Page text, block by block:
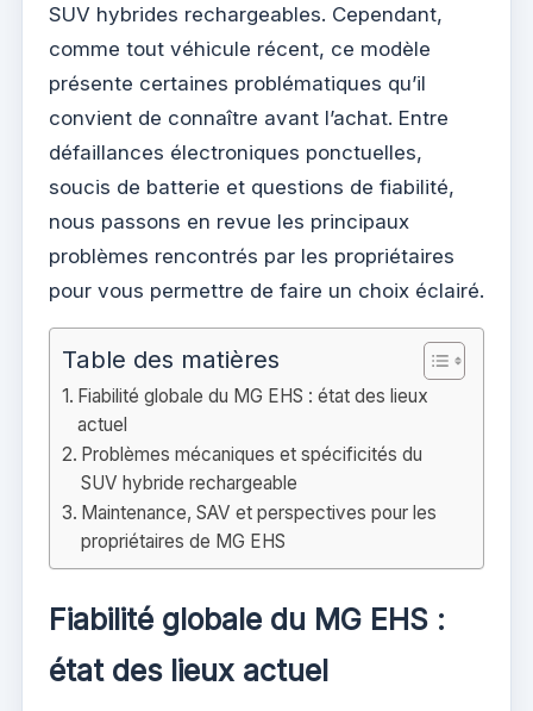
SUV hybrides rechargeables. Cependant,
comme tout véhicule récent, ce modèle
présente certaines problématiques qu’il
convient de connaître avant l’achat. Entre
défaillances électroniques ponctuelles,
soucis de batterie et questions de fiabilité,
nous passons en revue les principaux
problèmes rencontrés par les propriétaires
pour vous permettre de faire un choix éclairé.
Table des matières
Fiabilité globale du MG EHS : état des lieux
actuel
Problèmes mécaniques et spécificités du
SUV hybride rechargeable
Maintenance, SAV et perspectives pour les
propriétaires de MG EHS
Fiabilité globale du MG EHS :
état des lieux actuel